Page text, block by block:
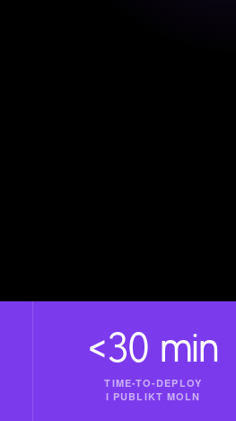
<30 min
TIME-TO-DEPLOY
I PUBLIKT MOLN